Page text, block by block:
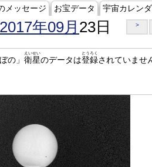
メッセージ お宝データ 宇宙カレン
2017年09月 23日 >
の」 衛星
えいせい
のデータは登録
とうろく
されていませ